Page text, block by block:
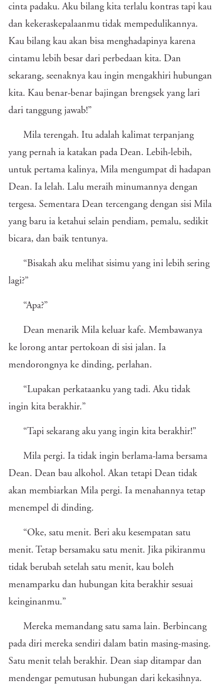
cinta padaku. Aku bilang kita terlalu kontras tapi kau
dan kekeraskepalaanmu tidak mempedulikannya.
Kau bilang kau akan bisa menghadapinya karena
cintamu lebih besar dari perbedaan kita. Dan
sekarang, seenaknya kau ingin mengakhiri hubungan
kita. Kau benar-benar bajingan brengsek yang lari
dari tanggung jawab!”
Mila terengah. Itu adalah kalimat terpanjang
yang pernah ia katakan pada Dean. Lebih-lebih,
untuk pertama kalinya, Mila mengumpat di hadapan
Dean. Ia lelah. Lalu meraih minumannya dengan
tergesa. Sementara Dean tercengang dengan sisi Mila
yang baru ia ketahui selain pendiam, pemalu, sedikit
bicara, dan baik tentunya.
“Bisakah aku melihat sisimu yang ini lebih sering
lagi?”
“Apa?”
Dean menarik Mila keluar kafe. Membawanya
ke lorong antar pertokoan di sisi jalan. Ia
mendorongnya ke dinding, perlahan.
“Lupakan perkataanku yang tadi. Aku tidak
ingin kita berakhir.”
“Tapi sekarang aku yang ingin kita berakhir!”
Mila pergi. Ia tidak ingin berlama-lama bersama
Dean. Dean bau alkohol. Akan tetapi Dean tidak
akan membiarkan Mila pergi. Ia menahannya tetap
menempel di dinding.
“Oke, satu menit. Beri aku kesempatan satu
menit. Tetap bersamaku satu menit. Jika pikiranmu
tidak berubah setelah satu menit, kau boleh
menamparku dan hubungan kita berakhir sesuai
keinginanmu.”
Mereka memandang satu sama lain. Berbincang
pada diri mereka sendiri dalam batin masing-masing.
Satu menit telah berakhir. Dean siap ditampar dan
mendengar pemutusan hubungan dari kekasihnya.